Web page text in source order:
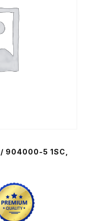
/ 904000-5 1SC,